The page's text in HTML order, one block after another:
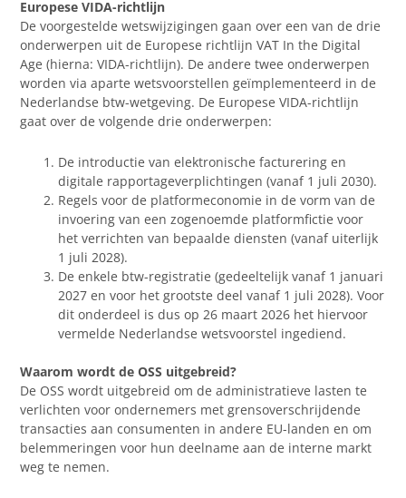
Europese VIDA-richtlijn
De voorgestelde wetswijzigingen gaan over een van de drie
onderwerpen uit de Europese richtlijn VAT In the Digital
Age (hierna: VIDA-richtlijn). De andere twee onderwerpen
worden via aparte wetsvoorstellen geïmplementeerd in de
Nederlandse btw-wetgeving. De Europese VIDA-richtlijn
gaat over de volgende drie onderwerpen:
De introductie van elektronische facturering en
digitale rapportageverplichtingen (vanaf 1 juli 2030).
Regels voor de platformeconomie in de vorm van de
invoering van een zogenoemde platformfictie voor
het verrichten van bepaalde diensten (vanaf uiterlijk
1 juli 2028).
De enkele btw-registratie (gedeeltelijk vanaf 1 januari
2027 en voor het grootste deel vanaf 1 juli 2028). Voor
dit onderdeel is dus op 26 maart 2026 het hiervoor
vermelde Nederlandse wetsvoorstel ingediend.
Waarom wordt de OSS uitgebreid?
De OSS wordt uitgebreid om de administratieve lasten te
verlichten voor ondernemers met grensoverschrijdende
transacties aan consumenten in andere EU-landen en om
belemmeringen voor hun deelname aan de interne markt
weg te nemen.